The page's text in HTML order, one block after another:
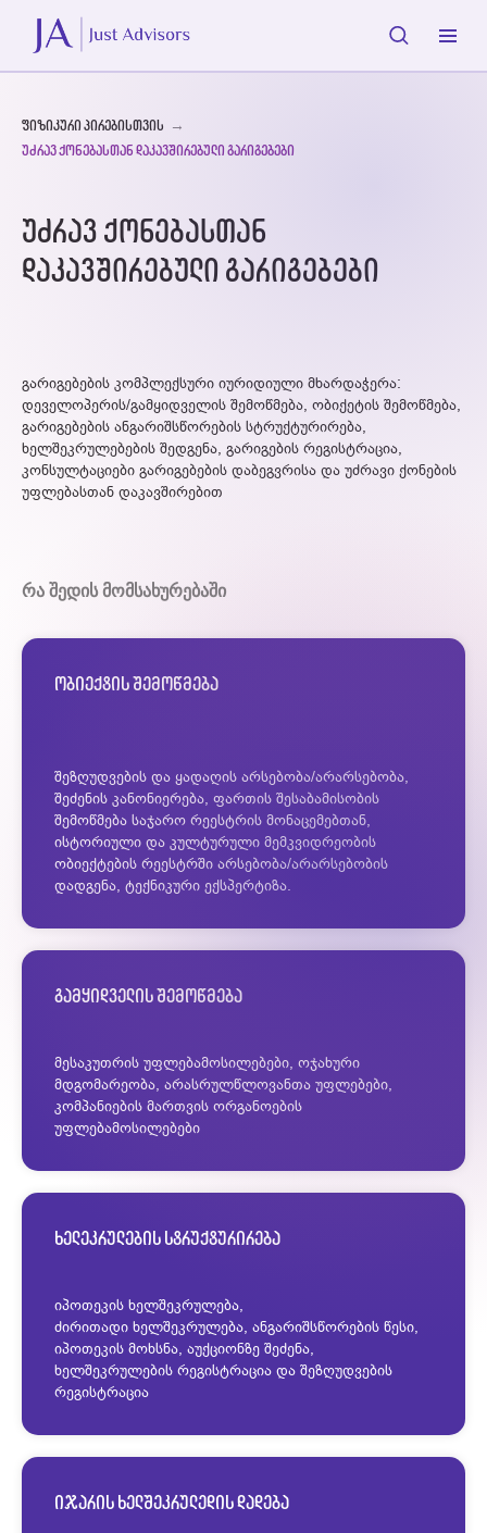
ფიზიკური პირებისთვის →
უძრავ ქონებასთან დაკავშირებული გარიგებები
უძრავ ქონებასთან
დაკავშირებული გარიგებები
გარიგებების კომპლექსური იურიდიული მხარდაჭერა:
დეველოპერის/გამყიდველის შემოწმება, ობიქეტის შემოწმება,
გარიგებების ანგარიშსწორების სტრუქტურირება,
ხელშეკრულებების შედგენა, გარიგების რეგისტრაცია,
კონსულტაციები გარიგებების დაბეგვრისა და უძრავი ქონების
უფლებასთან დაკავშირებით
რა შედის მომსახურებაში
ობიექტის შემოწმება
შეზღუდვების და ყადაღის არსებობა/არარსებობა,
შეძენის კანონიერება, ფართის შესაბამისობის
შემოწმება საჯარო რეესტრის მონაცემებთან,
ისტორიული და კულტურული მემკვიდრეობის
ობიექტების რეესტრში არსებობა/არარსებობის
დადგენა, ტექნიკური ექსპერტიზა.
გამყიდველის შემოწმება
მესაკუთრის უფლებამოსილებები, ოჯახური
მდგომარეობა, არასრულწლოვანთა უფლებები,
კომპანიების მართვის ორგანოების
უფლებამოსილებები
ხელეკრულების სტრუქტურირება
იპოთეკის ხელშეკრულება,
ძირითადი ხელშეკრულება, ანგარიშსწორების წესი,
იპოთეკის მოხსნა, აუქციონზე შეძენა,
ხელშეკრულების რეგისტრაცია და შეზღუდვების
რეგისტრაცია
იჯარის ხელშეკრულედის დადება